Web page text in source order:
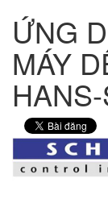
ỨNG
MÁY